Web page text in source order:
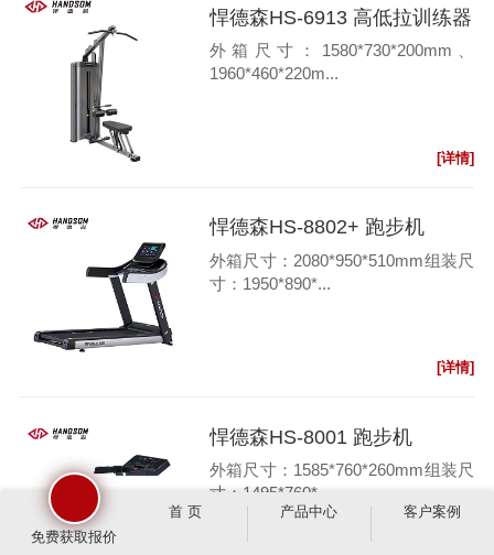
悍德森HS-6913 高低拉训练器
外箱尺寸：1580*730*200mm、
1960*460*220m...
[详情]
悍德森HS-8802+ 跑步机
外箱尺寸：2080*950*510mm组装尺
寸：1950*890*...
[详情]
悍德森HS-8001 跑步机
外箱尺寸：1585*760*260mm组装尺
寸：1495*760*...
免费获取报价
首 页 产品中心 客户案例